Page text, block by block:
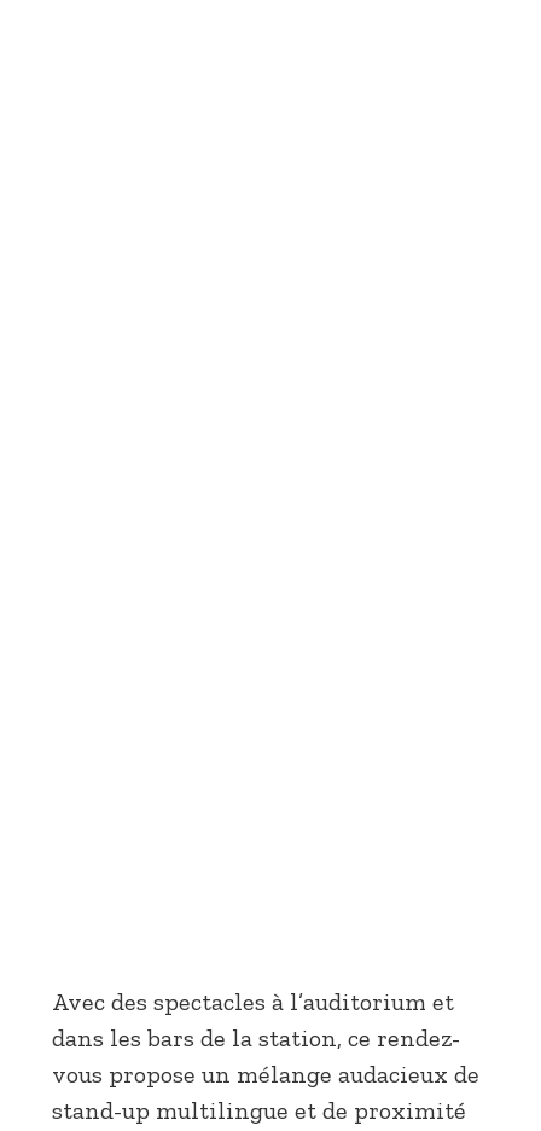
Avec des spectacles à l’auditorium et
dans les bars de la station, ce rendez-
vous propose un mélange audacieux de
stand-up multilingue et de proximité